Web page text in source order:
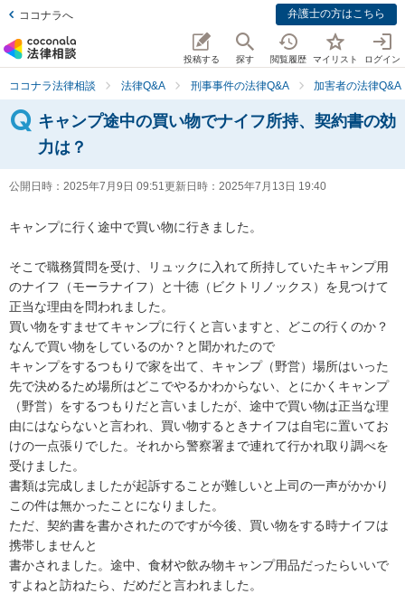
ココナラへ 弁護士の方はこちら
投稿する 探す 閲覧履歴 マイリスト ログイン
ココナラ法律相談 法律Q&A 刑事事件の法律Q&A 加害者の法律Q&A
キャンプ途中の買い物でナイフ所持、契約書の効
力は？
公開日時： 2025年7月9日 09:51更新日時： 2025年7月13日 19:40
キャンプに行く途中で買い物に行きました。
そこで職務質問を受け、リュックに入れて所持していたキャンプ用
のナイフ（モーラナイフ）と十徳（ビクトリノックス）を見つけて
正当な理由を問われました。
買い物をすませてキャンプに行くと言いますと、どこの行くのか？
なんで買い物をしているのか？と聞かれたので
キャンプをするつもりで家を出て、キャンプ（野営）場所はいった
先で決めるため場所はどこでやるかわからない、とにかくキャンプ
（野営）をするつもりだと言いましたが、途中で買い物は正当な理
由にはならないと言われ、買い物するときナイフは自宅に置いてお
けの一点張りでした。それから警察署まで連れて行かれ取り調べを
受けました。
書類は完成しましたが起訴することが難しいと上司の一声がかかり
この件は無かったことになりました。
ただ、契約書を書かされたのですが今後、買い物をする時ナイフは
携帯しませんと
書かされました。途中、食材や飲み物キャンプ用品だったらいいで
すよねと訪ねたら、だめだと言われました。